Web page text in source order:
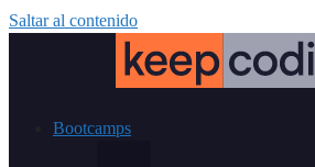
Saltar al contenido
Bootcamps